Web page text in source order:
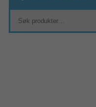
Barnespill
NYHETER